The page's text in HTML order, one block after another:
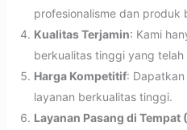
profesionalisme dan produk
Kualitas Terjamin: Kami
berkualitas tinggi yang telah
Harga Kompetitif:
layanan berkualitas tinggi.
Layanan Pasang di Tempat